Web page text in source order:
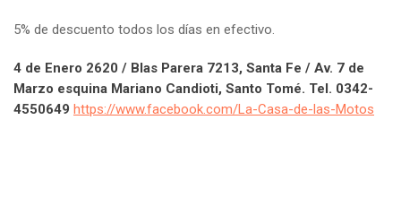
5% de descuento todos los días en efectivo.
4 de Enero 2620 / Blas Parera 7213, Santa Fe / Av. 7 de
Marzo esquina Mariano Candioti, Santo Tomé. Tel. 0342-
4550649 https://www.facebook.com/La-Casa-de-las-Motos